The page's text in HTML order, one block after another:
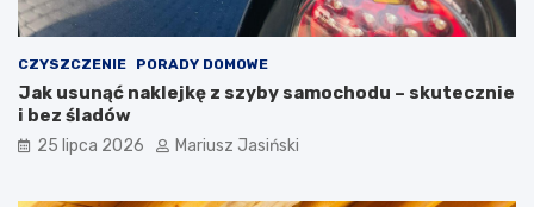
CZYSZCZENIE PORADY DOMOWE
Jak usunąć naklejkę z szyby samochodu – skutecznie
i bez śladów
25 lipca 2026 Mariusz Jasiński